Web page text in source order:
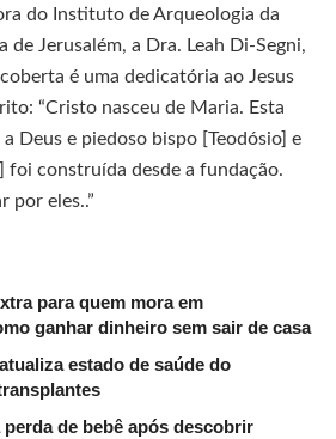
do Instituto de Arqueologia da
de Jerusalém, a Dra. Leah Di-Segni,
é uma dedicatória ao Jesus
“Cristo nasceu de Maria. Esta
Deus e piedoso bispo [Teodósio] e
foi construída desde a fundação.
por eles..”
para quem mora em
ganhar dinheiro sem sair de casa
estado de saúde do
de bebê após descobrir